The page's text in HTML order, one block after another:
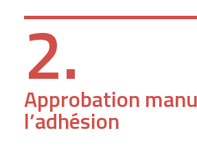
2.
Approbation
l’adhésion